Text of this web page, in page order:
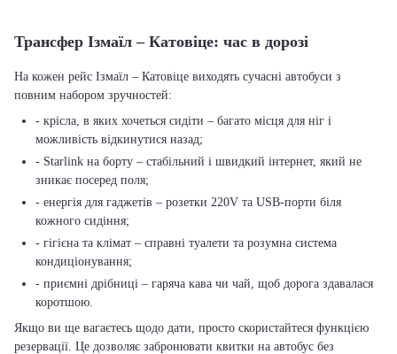
Трансфер Ізмаїл – Катовіце: час в дорозі
На кожен рейс Ізмаїл – Катовіце виходять сучасні автобуси з
повним набором зручностей:
- крісла, в яких хочеться сидіти – багато місця для ніг і
можливість відкинутися назад;
- Starlink на борту – стабільний і швидкий інтернет, який не
зникає посеред поля;
- енергія для гаджетів – розетки 220V та USB-порти біля
кожного сидіння;
- гігієна та клімат – справні туалети та розумна система
кондиціонування;
- приємні дрібниці – гаряча кава чи чай, щоб дорога здавалася
коротшою.
Якщо ви ще вагаєтесь щодо дати, просто скористайтеся функцією
резервації. Це дозволяє забронювати квитки на автобус без